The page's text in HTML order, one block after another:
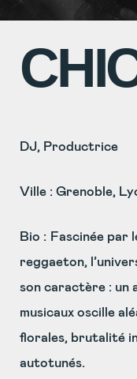
DJ, Productrice
Ville : Grenoble,
Bio : Fascinée par
reggaeton,
son caractère : un
musicaux oscille
florales, brutalité
autotunés.